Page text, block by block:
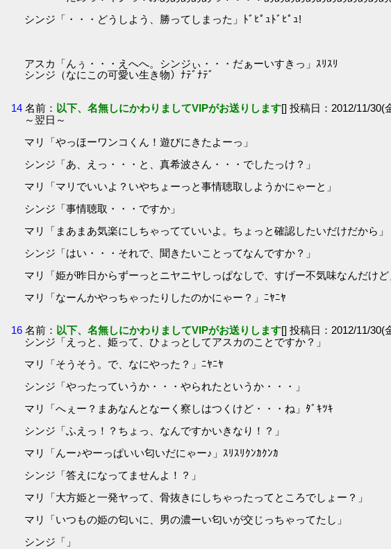
シンジ「・・・どうしよう、勝ってしまった」ﾄﾞﾋﾟｭﾄﾞﾋﾟｭ!
アスカ「んぅ・・・えへへ。シンジぃ・・・だぁーいすきっ」ｽﾘｽﾘ
シンジ（なにこの可愛い生き物）ﾅﾃﾞﾅﾃﾞ
14 名前： 以下、名無しにかわりましてVIPがお送りします[] 投稿日：2012/11/30(
～翌日～
マリ「やっほーワンコくん！遊びにきたよーっ」
シンジ「あ、えっ・・・と、真希波さん・・・でしたっけ？」
マリ「マリでいいよ？いやちょーっと事情聴取しようかにゃーと」
シンジ「事情聴取・・・ですか」
マリ「まあまあ気楽にしちゃってていいよ。ちょっと確認したいだけだから」
シンジ「はい・・・それで、聞きたいことってなんですか？」
マリ「姫が昨日からずーっとニヤニヤしっぱなしで、すげー不気味なんだけど
マリ「なーんかやっちゃったりしたのかにゃー？」ﾆﾔﾆﾔ
16 名前： 以下、名無しにかわりましてVIPがお送りします[] 投稿日：2012/11/30(
シンジ「えっと、姫って、ひょっとしてアスカのことですか？」
マリ「そうそう。で、なにやった？」ﾆﾔﾆﾔ
シンジ「やったっていうか・・・やられたというか・・・」
マリ「へぇー？まあなんとなーく察しはつくけど・・・ね」ﾀﾞｷﾂｷ
シンジ「ふえっ！？ちょっ、なんですかいきなり！？」
マリ「んー♪やーっぱいい匂いだにゃー♪」ｽﾘｽﾘｸﾝｶｸﾝｶ
シンジ「答えになってませんよ！？」
マリ「大方姫と一発ヤって、骨抜きにしちゃったってところでしょー？」
マリ「いつもの姫の匂いに、男の濃ーい匂いが交じっちゃってたし」
シンジ「」